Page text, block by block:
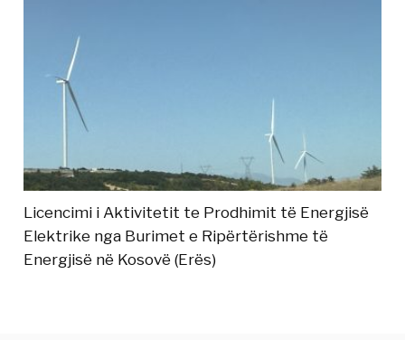
Licencimi i Aktivitetit te Prodhimit të Energjisë
Elektrike nga Burimet e Ripërtërishme të
Energjisë në Kosovë (Erës)